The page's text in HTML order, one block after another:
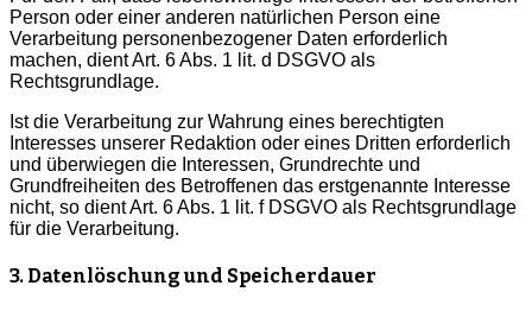
Person oder einer anderen natürlichen Person eine
Verarbeitung personenbezogener Daten erforderlich
machen, dient Art. 6 Abs. 1 lit. d DSGVO als
Rechtsgrundlage.
Ist die Verarbeitung zur Wahrung eines berechtigten
Interesses unserer Redaktion oder eines Dritten erforderlich
und überwiegen die Interessen, Grundrechte und
Grundfreiheiten des Betroffenen das erstgenannte Interesse
nicht, so dient Art. 6 Abs. 1 lit. f DSGVO als Rechtsgrundlage
für die Verarbeitung.
3. Datenlöschung und Speicherdauer